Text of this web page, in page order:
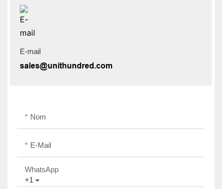
E-mail
sales@unithundred.com
Nom
E-Mail
+1
WhatsApp